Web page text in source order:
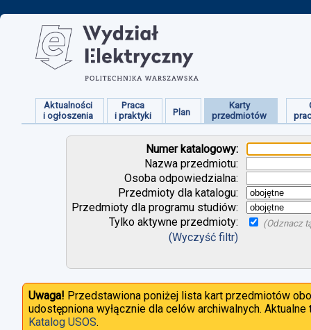
Aktualności
i ogłoszenia
Praca
i praktyki
Plan
Karty
przedmiotów
Numer katalogowy:
Nazwa przedmiotu:
Osoba odpowiedzialna:
Przedmioty dla katalogu:
Przedmioty dla programu studiów:
Tylko aktywne przedmioty:
(Odznacz
(Wyczyść filtr)
Uwaga! Przedstawiona poniżej lista kart przedmiotów
udostępniona wyłącznie dla celów archiwalnych.
Katalog USOS.